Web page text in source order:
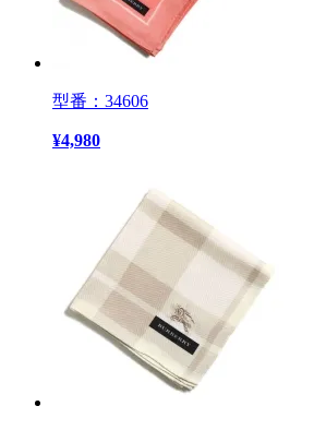
型番：34606
¥4,980